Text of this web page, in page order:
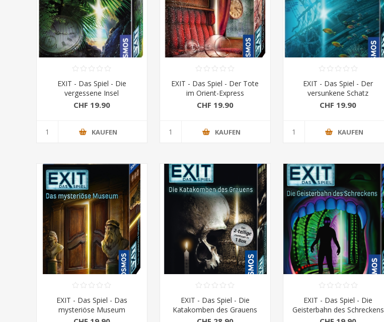
EXIT - Das Spiel - Die
vergessene Insel
CHF 19.90
KAUFEN
EXIT - Das Spiel - Der Tote
im Orient-Express
CHF 19.90
KAUFEN
EXIT - Das Spiel - Der
versunkene Schatz
CHF 19.90
KAUFEN
EXIT - Das Spiel - Das
mysteriöse Museum
EXIT - Das Spiel - Die
Katakomben des Grauens
EXIT - Das Spiel - Die
Geisterbahn des Schreckens